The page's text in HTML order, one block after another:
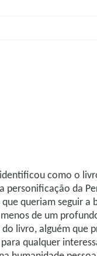
como o
da
queriam seguir a
de um
livro, alguém
qualquer